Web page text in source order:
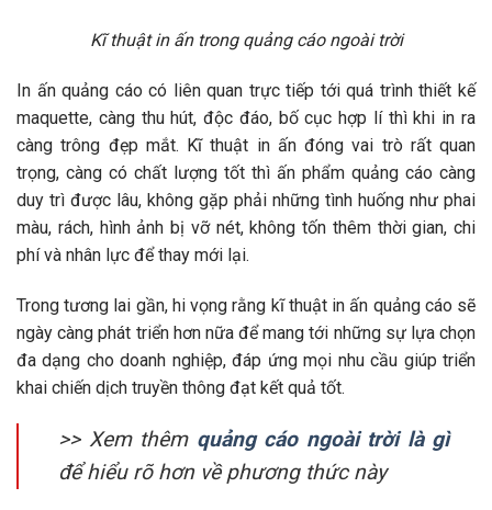
Kĩ thuật in ấn trong quảng cáo ngoài trời
In ấn quảng cáo có liên quan trực tiếp tới quá trình thiết kế
maquette, càng thu hút, độc đáo, bố cục hợp lí thì khi in ra
càng trông đẹp mắt. Kĩ thuật in ấn đóng vai trò rất quan
trọng, càng có chất lượng tốt thì ấn phẩm quảng cáo càng
duy trì được lâu, không gặp phải những tình huống như phai
màu, rách, hình ảnh bị vỡ nét, không tốn thêm thời gian, chi
phí và nhân lực để thay mới lại.
Trong tương lai gần, hi vọng rằng kĩ thuật in ấn quảng cáo sẽ
ngày càng phát triển hơn nữa để mang tới những sự lựa chọn
đa dạng cho doanh nghiệp, đáp ứng mọi nhu cầu giúp triển
khai chiến dịch truyền thông đạt kết quả tốt.
>> Xem thêm quảng cáo ngoài trời là gì
để hiểu rõ hơn về phương thức này